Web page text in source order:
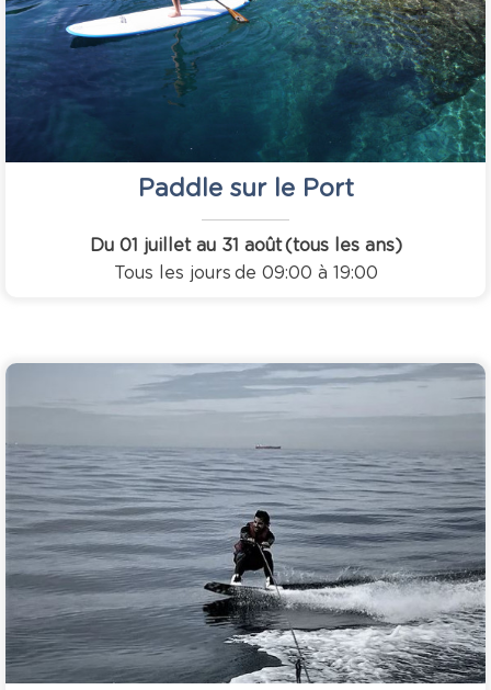
Paddle sur le Port
Du 01 juillet au 31 août(tous les ans)
Tous les jours de 09:00 à 19:00